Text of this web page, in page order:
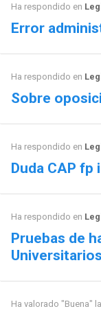
Ha respondido en
Error
Ha respondido en
Sobre
Ha respondido en
Duda CAP
Ha respondido en
Pruebas de
Universitarios
Ha valorado "Buena"